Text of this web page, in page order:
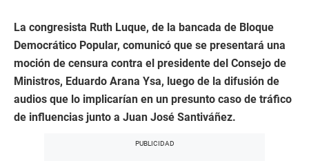
La congresista Ruth Luque, de la bancada de Bloque
Democrático Popular, comunicó que se presentará una
moción de censura contra el presidente del Consejo de
Ministros, Eduardo Arana Ysa, luego de la difusión de
audios que lo implicarían en un presunto caso de tráfico
de influencias junto a Juan José Santiváñez.